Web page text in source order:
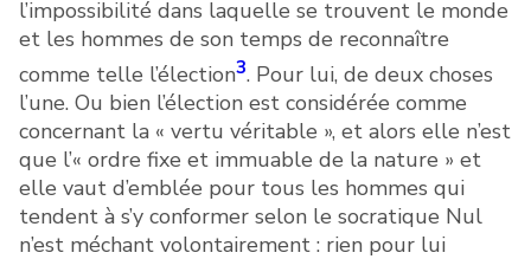
l’impossibilité dans laquelle se trouvent le monde
et les hommes de son temps de reconnaître
comme telle l’élection3. Pour lui, de deux choses
l’une. Ou bien l’élection est considérée comme
concernant la « vertu véritable », et alors elle n’est
que l’« ordre fixe et immuable de la nature » et
elle vaut d’emblée pour tous les hommes qui
tendent à s’y conformer selon le socratique Nul
n’est méchant volontairement : rien pour lui